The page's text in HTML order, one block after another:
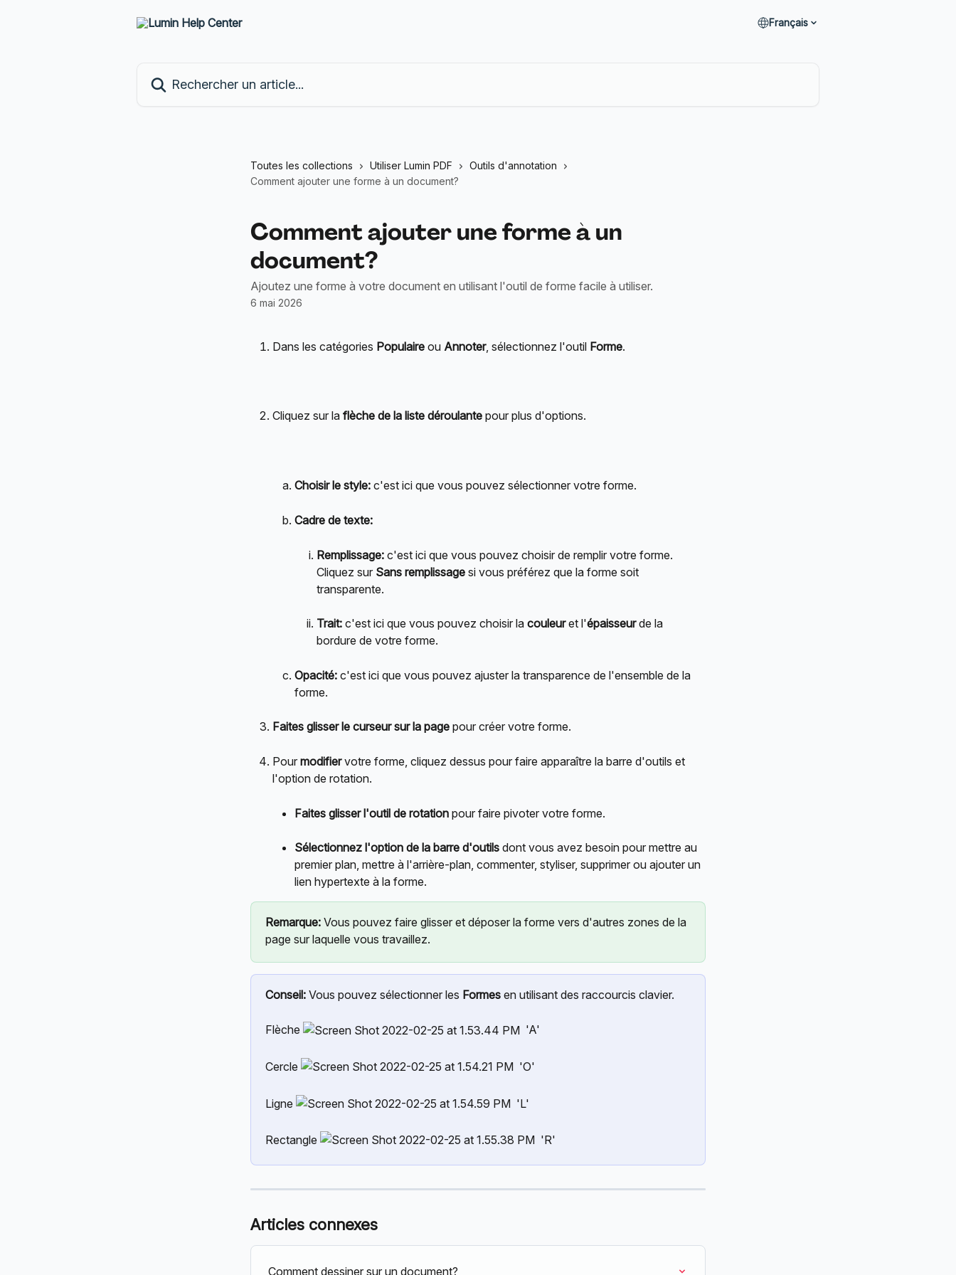
Français
Toutes les collections Utiliser Lumin PDF
Outils d'annotation
Comment ajouter une forme à un document?
Comment ajouter une forme à un
document?
Ajoutez une forme à votre document en utilisant l'outil de forme facile à utiliser.
6 mai 2026
Dans les catégories Populaire ou Annoter, sélectionnez l'outil Forme.
Cliquez sur la flèche de la liste déroulante pour plus d'options.
Choisir le style: c'est ici que vous pouvez sélectionner votre forme.
Cadre de texte:
Remplissage: c'est ici que vous pouvez choisir de remplir votre forme.
Cliquez sur Sans remplissage si vous préférez que la forme soit
transparente.
Trait: c'est ici que vous pouvez choisir la couleur et l'épaisseur de la
bordure de votre forme.
Opacité: c'est ici que vous pouvez ajuster la transparence de l'ensemble de la
forme.
Faites glisser le curseur sur la page pour créer votre forme.
Pour modifier votre forme, cliquez dessus pour faire apparaître la barre d'outils et
l'option de rotation.
Faites glisser l'outil de rotation pour faire pivoter votre forme.
Sélectionnez l'option de la barre d'outils dont vous avez besoin pour mettre au
premier plan, mettre à l'arrière-plan, commenter, styliser, supprimer ou ajouter un
lien hypertexte à la forme.
Remarque: Vous pouvez faire glisser et déposer la forme vers d'autres zones de la
page sur laquelle vous travaillez.
Conseil: Vous pouvez sélectionner les Formes en utilisant des raccourcis clavier.
Flèche
  'A'
Cercle
  'O'
Ligne
  'L'
Rectangle
  'R'
Articles connexes
Comment dessiner sur un document?